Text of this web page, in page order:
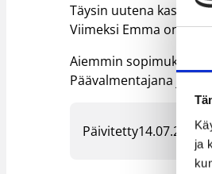
ja
Täysin uutena kasvona
Viimeksi Emma on
Aiemmin sopimuksen
Päävalmentajana jatkaa
Päivitetty14.07.2025